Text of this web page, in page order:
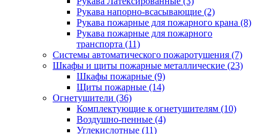
Рукава напорно-всасывающие (2)
Рукава пожарные для пожарного крана (8)
Рукава пожарные для пожарного
транспорта (11)
Системы автоматического пожаротушения (7)
Шкафы и щиты пожарные металлические (23)
Шкафы пожарные (9)
Щиты пожарные (14)
Огнетушители (36)
Комплектующие к огнетушителям (10)
Воздушно-пенные (4)
Углекислотные (11)